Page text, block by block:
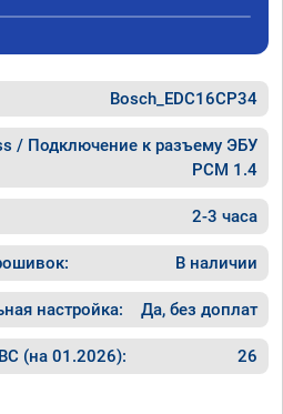
Bosch_EDC16CP34
/ Подключение к разъему ЭБУ
PCM 1.4
2-3 часа
В наличии
настройка: Да, без доплат
(на 01.2026): 26